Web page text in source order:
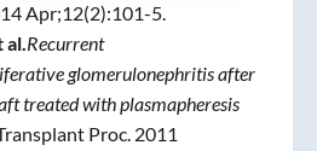
Apr;12(2):101-5.
al.Recurrent
glomerulonephritis after
treated with plasmapheresis
Proc. 2011